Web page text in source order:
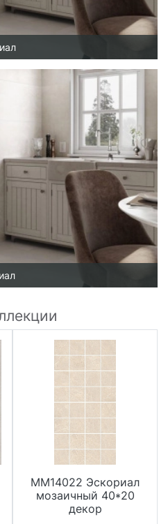
MM14022 Эскориал
мозаичный 40*20
декор